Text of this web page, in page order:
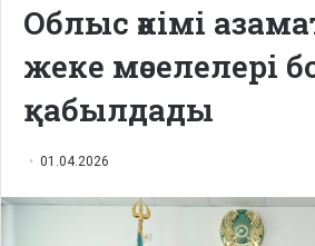
Облыс әкімі
жеке мәселелері
қабылдады
01.04.2026